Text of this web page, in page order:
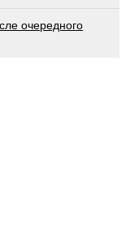
очередного